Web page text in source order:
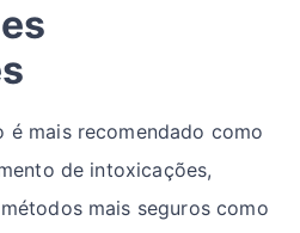
é mais recomendado como
de intoxicações,
mais seguros como